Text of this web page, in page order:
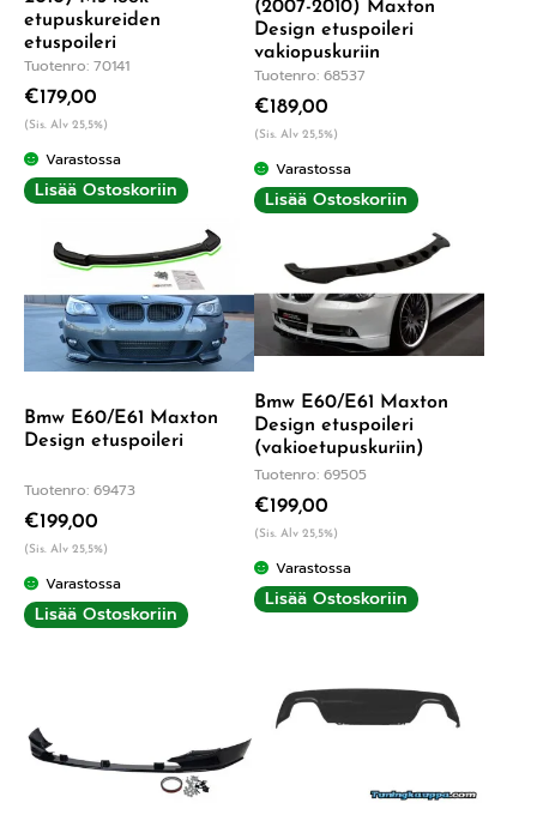
etupuskureiden
etuspoileri
Tuotenro: 70141
€179,00
(Sis. Alv 25,5%)
Varastossa
Lisää Ostoskoriin
(2007-2010) Maxton
Design etuspoileri
vakiopuskuriin
Tuotenro: 68537
€189,00
(Sis. Alv 25,5%)
Varastossa
Lisää Ostoskoriin
Bmw E60/E61 Maxton
Design etuspoileri
Tuotenro: 69473
€199,00
(Sis. Alv 25,5%)
Varastossa
Lisää Ostoskoriin
Bmw E60/E61 Maxton
Design etuspoileri
(vakioetupuskuriin)
Tuotenro: 69505
€199,00
(Sis. Alv 25,5%)
Varastossa
Lisää Ostoskoriin